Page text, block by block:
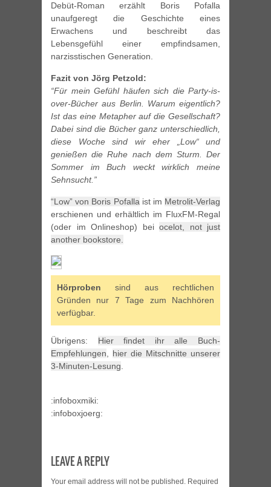
Debüt-Roman erzählt Boris Pofalla
unaufgeregt die Geschichte eines
Erwachens und beschreibt das
Lebensgefühl einer empfindsamen,
narzisstischen Generation.
Fazit von Jörg Petzold:
“Für mein Gefühl häufen sich die Party-is-
over-Bücher aus Berlin. Warum eigentlich?
Ist das eine Metapher auf die Gesellschaft?
Dabei sind die Bücher ganz unterschiedlich,
diese Woche sind wir eher „Low“ und
genießen die Ruhe nach dem Sturm. Der
Sommer im Buch weckt wirklich meine
Sehnsucht.”
“Low” von Boris Pofallaist im Metrolit-Verlag
erschienen und erhältlich im FluxFM-Regal
(oder im Onlineshop) bei ocelot, not just
another bookstore.
Hörproben sind aus rechtlichen
Gründen nur 7 Tage zum Nachhören
verfügbar.
Übrigens: Hier findet ihr alle Buch-
Empfehlungen, hier die Mitschnitte unserer
3-Minuten-Lesung.
:infoboxmiki:
:infoboxjoerg:
LEAVE A REPLY
Your email address will not be published. Required